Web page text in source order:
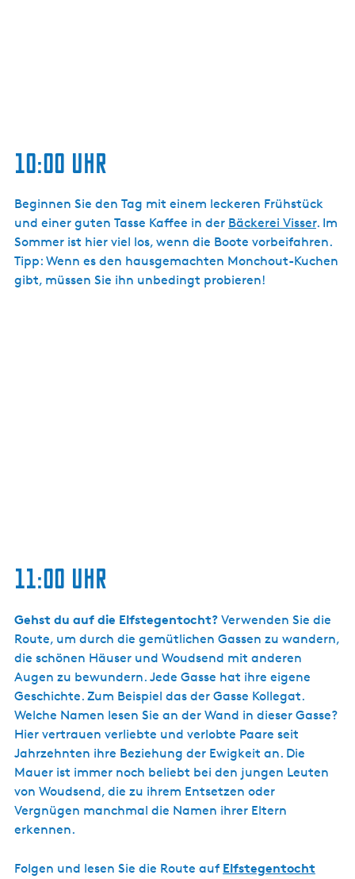
10:00 Uhr
Beginnen Sie den Tag mit einem leckeren Frühstück
und einer guten Tasse Kaffee in der Bäckerei Visser. Im
Sommer ist hier viel los, wenn die Boote vorbeifahren.
Tipp: Wenn es den hausgemachten Monchout-Kuchen
gibt, müssen Sie ihn unbedingt probieren!
11:00 Uhr
Gehst du auf die Elfstegentocht? Verwenden Sie die
Route, um durch die gemütlichen Gassen zu wandern,
die schönen Häuser und Woudsend mit anderen
Augen zu bewundern. Jede Gasse hat ihre eigene
Geschichte. Zum Beispiel das der Gasse Kollegat.
Welche Namen lesen Sie an der Wand in dieser Gasse?
Hier vertrauen verliebte und verlobte Paare seit
Jahrzehnten ihre Beziehung der Ewigkeit an. Die
Mauer ist immer noch beliebt bei den jungen Leuten
von Woudsend, die zu ihrem Entsetzen oder
Vergnügen manchmal die Namen ihrer Eltern
erkennen.
Folgen und lesen Sie die Route auf Elfstegentocht